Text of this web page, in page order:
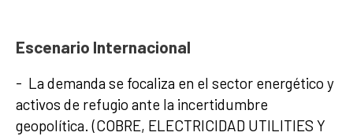
Escenario Internacional
- La demanda se focaliza en el sector energético y
activos de refugio ante la incertidumbre
geopolítica. (COBRE, ELECTRICIDAD UTILITIES Y